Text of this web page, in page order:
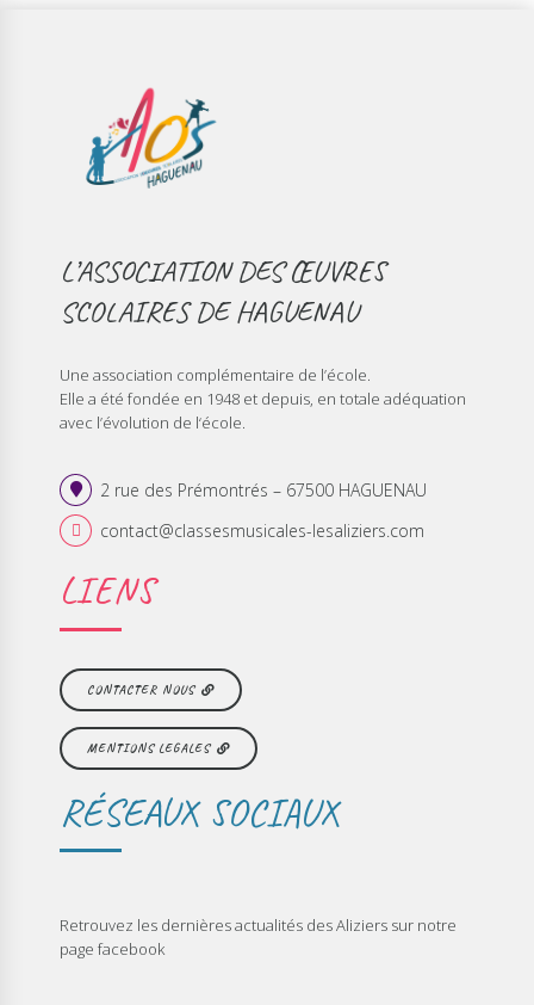
L’ASSOCIATION DES ŒUVRES
SCOLAIRES DE HAGUENAU
Une association complémentaire de l’école.
Elle a été fondée en 1948 et depuis, en totale adéquation
avec l’évolution de l‘école.
2 rue des Prémontrés – 67500 HAGUENAU
contact@classesmusicales-lesaliziers.com
LIENS
CONTACTER NOUS
MENTIONS LEGALES
RÉSEAUX SOCIAUX
Retrouvez les dernières actualités des Aliziers sur notre
page facebook